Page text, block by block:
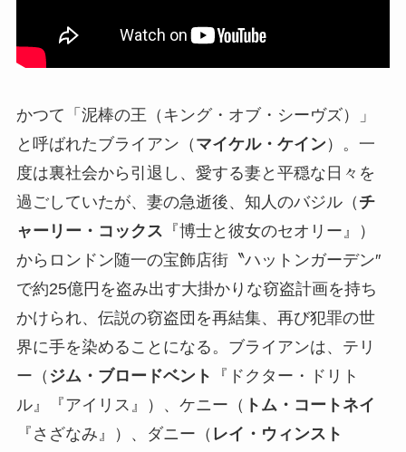
かつて「泥棒の王（キング・オブ・シーヴズ）」
と呼ばれたブライアン（ マイケル・ケイン）。一
度は裏社会から引退し、愛する妻と平穏な日々を
過ごしていたが、妻の急逝後、知人のバジル（ チ
ャーリー・コックス 『博士と彼女のセオリー』）
からロンドン随一の宝飾店街〝ハットンガーデン″
で約25億円を盗み出す大掛かりな窃盗計画を持ち
かけられ、伝説の窃盗団を再結集、再び犯罪の世
界に手を染めることになる。ブライアンは、テリ
ー（ ジム・ブロードベント
『ドクター・ドリト
ル』『アイリス』）、ケニー（ トム・コートネイ
『さざなみ』）、ダニー（ レイ・ウィンスト